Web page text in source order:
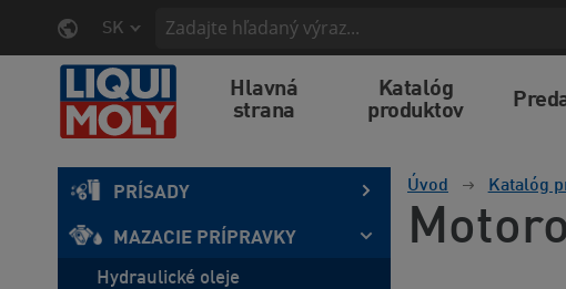
SK
Hlavná
strana
Katalóg
produktov
PRÍSADY
MAZACIE PRÍPRAVKY
Hydraulické oleje
Úvod Katalóg